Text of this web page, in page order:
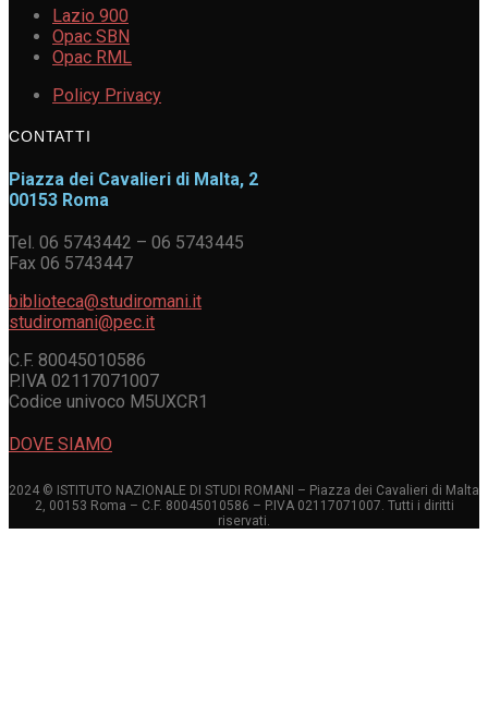
Lazio 900
Opac SBN
Opac RML
Policy Privacy
CONTATTI
Piazza dei Cavalieri di Malta, 2
00153 Roma
Tel. 06 5743442 – 06 5743445
Fax 06 5743447
biblioteca@studiromani.it
studiromani@pec.it
C.F. 80045010586
P.IVA 02117071007
Codice univoco M5UXCR1
DOVE SIAMO
2024 © ISTITUTO NAZIONALE DI STUDI ROMANI – Piazza dei Cavalieri di Malta
2, 00153 Roma – C.F. 80045010586 – P.IVA 02117071007. Tutti i diritti
riservati.